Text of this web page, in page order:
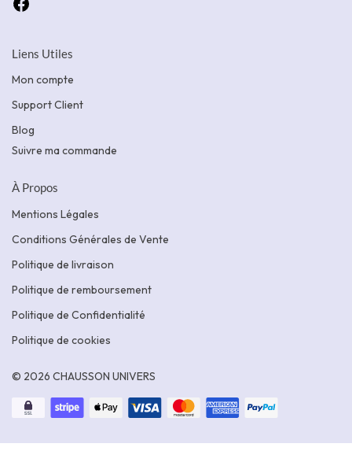
Liens Utiles
Mon compte
Support Client
Blog
Suivre ma commande
À Propos
Mentions Légales
Conditions Générales de Vente
Politique de livraison
Politique de remboursement
Politique de Confidentialité
Politique de cookies
© 2026 CHAUSSON UNIVERS